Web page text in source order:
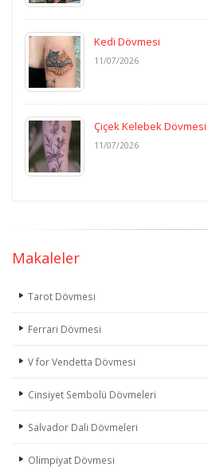
Kedi Dövmesi
11/07/2026
Çiçek Kelebek Dövmesi
11/07/2026
Makaleler
Tarot Dövmesi
Ferrari Dövmesi
V for Vendetta Dövmesi
Cinsiyet Sembolü Dövmeleri
Salvador Dali Dövmeleri
Olimpiyat Dövmesi